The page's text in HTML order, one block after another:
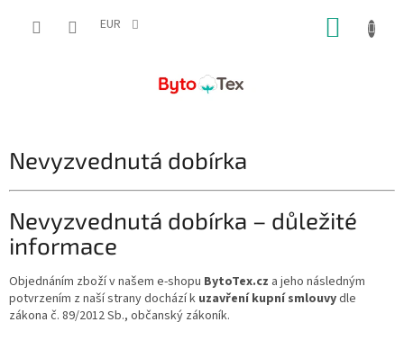
EUR
Nevyzvednutá dobírka
Nevyzvednutá dobírka – důležité
informace
Objednáním zboží v našem e-shopu BytoTex.cz a jeho následným
potvrzením z naší strany dochází k uzavření kupní smlouvydle
zákona č. 89/2012 Sb., občanský zákoník.